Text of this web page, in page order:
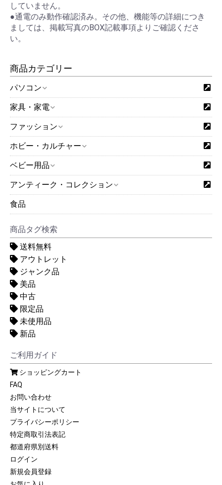
商品カテゴリー
パソコン
家具・家電
ファッション
ホビー・カルチャー
ベビー用品
アンティーク・コレクション
食品
商品タグ検索
送料無料
アウトレット
ジャンク品
美品
中古
限定品
未使用品
新品
ご利用ガイド
ショッピングカート
FAQ
お問い合わせ
当サイトについて
プライバシーポリシー
特定商取引法表記
都道府県別送料
ログイン
新規会員登録
していません。
●通電のみ動作確認済み。その他、機能等の詳細につき
ましては、掲載写真のBOX記載事項よりご確認くださ
い。